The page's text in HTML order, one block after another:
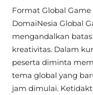
Format Global
DomaiNesia Global
mengandalkan
kreativitas. Dalam
peserta diminta
tema global yang
jam dimulai.